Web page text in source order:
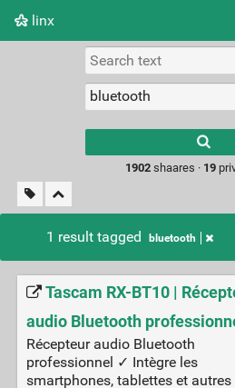
linx
Picture wall
1902 shaares · 19
1 result tagged bluetooth
Tascam RX-BT10 |
audio Bluetooth
Récepteur audio Bluetooth
professionnel ✓ Intègre les
smartphones, tablettes et